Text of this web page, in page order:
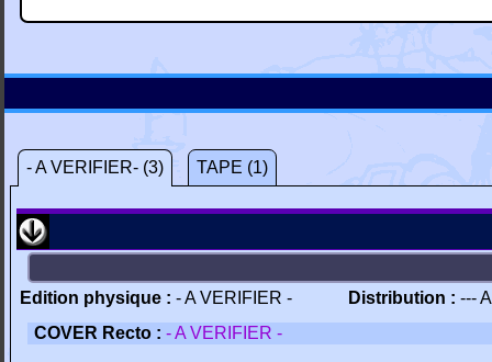
- A VERIFIER- (3) TAPE (1)
Edition physique : - A VERIFIER - Distribution : ---
COVER Recto : - A VERIFIER -